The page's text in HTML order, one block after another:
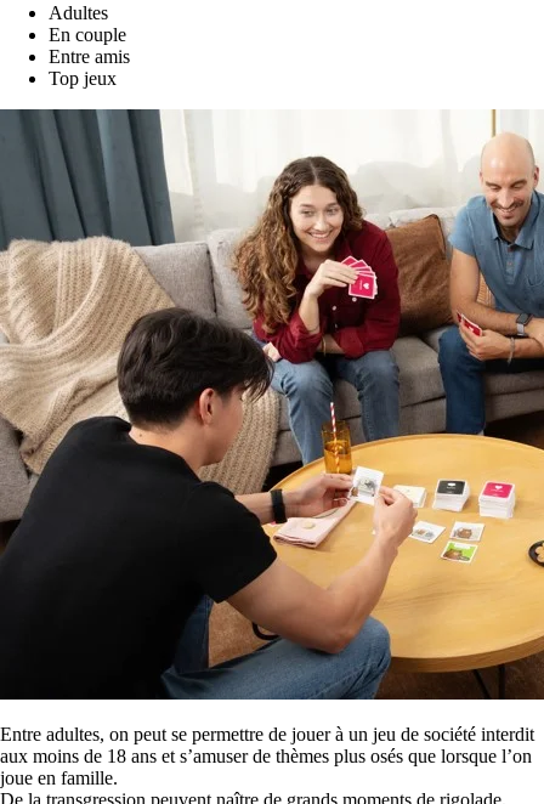
Adultes
En couple
Entre amis
Top jeux
Entre adultes, on peut se permettre de jouer à un jeu de société interdit
aux moins de 18 ans et s’amuser de thèmes plus osés que lorsque l’on
joue en famille.
De la transgression peuvent naître de grands moments de rigolade,